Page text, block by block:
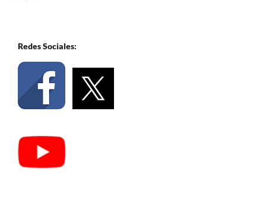
Redes Sociales: